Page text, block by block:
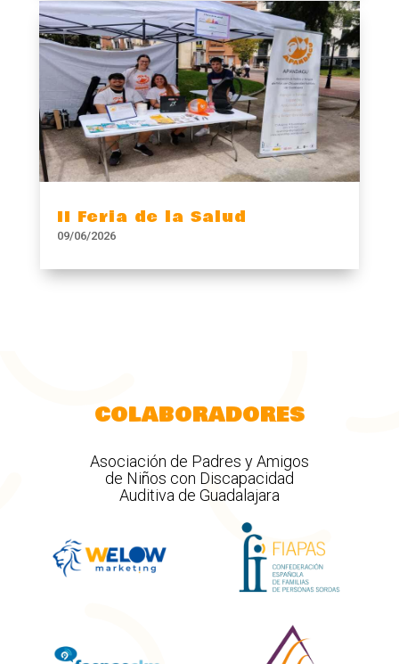
II Feria de la Salud
09/06/2026
COLABORADORES
Asociación de Padres y Amigos
de Niños con Discapacidad
Auditiva de Guadalajara